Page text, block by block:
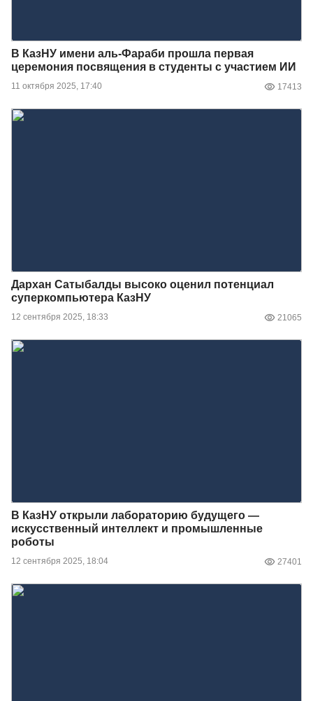
В КазНУ имени аль-Фараби прошла первая
церемония посвящения в студенты с участием ИИ
11 октября 2025, 17:40 17413
Дархан Сатыбалды высоко оценил потенциал
суперкомпьютера КазНУ
12 сентября 2025, 18:33 21065
В КазНУ открыли лабораторию будущего —
искусственный интеллект и промышленные
роботы
12 сентября 2025, 18:04 27401